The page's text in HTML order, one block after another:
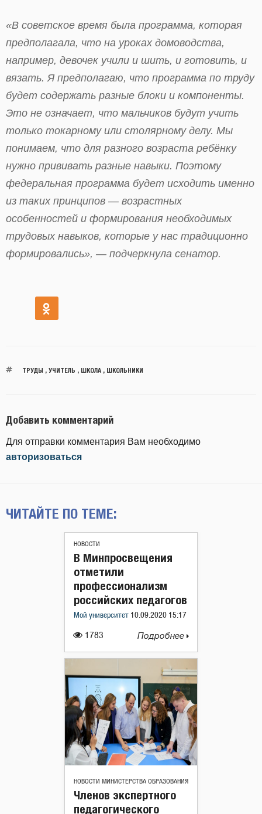
«В советское время была программа, которая
предполагала, что на уроках домоводства,
например, девочек учили и шить, и готовить, и
вязать. Я предполагаю, что программа по труду
будет содержать разные блоки и компоненты.
Это не означает, что мальчиков будут учить
только токарному или столярному делу. Мы
понимаем, что для разного возраста ребёнку
нужно прививать разные навыки. Поэтому
федеральная программа будет исходить именно
из таких принципов — возрастных
особенностей и формирования необходимых
трудовых навыков, которые у нас традиционно
формировались», — подчеркнула сенатор.
ТРУДЫ , УЧИТЕЛЬ , ШКОЛА, ШКОЛЬНИКИ
Добавить комментарий
Для отправки комментария Вам необходимо
авторизоваться
ЧИТАЙТЕ ПО ТЕМЕ:
НОВОСТИ
1783
В Минпросвещения
отметили
профессионализм
российских педагогов
Мой университет 10.09.2020 15:17
Подробнее
НОВОСТИ МИНИСТЕРСТВА ОБРАЗОВАНИЯ
Членов экспертного
педагогического